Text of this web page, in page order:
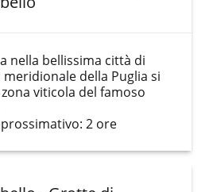
nella bellissima città di
meridionale della Puglia si
viticola del famoso
2 ore